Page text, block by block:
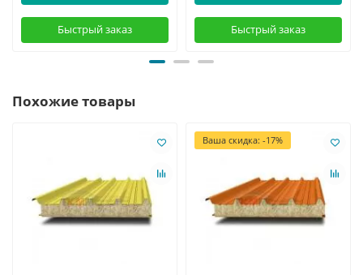
Быстрый заказ Быстрый заказ
Похожие товары
Ваша скидка: -17%